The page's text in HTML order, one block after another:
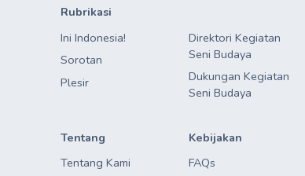
Rubrikasi
Ini Indonesia!
Sorotan
Plesir
Direktori Kegiatan
Seni Budaya
Dukungan Kegiatan
Seni Budaya
Tentang
Tentang Kami
Kebijakan
FAQs